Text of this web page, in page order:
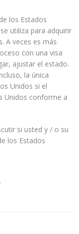
los Estados
utiliza para adquirir
A veces es más
con una visa
ajustar el estado.
la única
Unidos si el
Unidos conforme a
si usted y / o su
los Estados